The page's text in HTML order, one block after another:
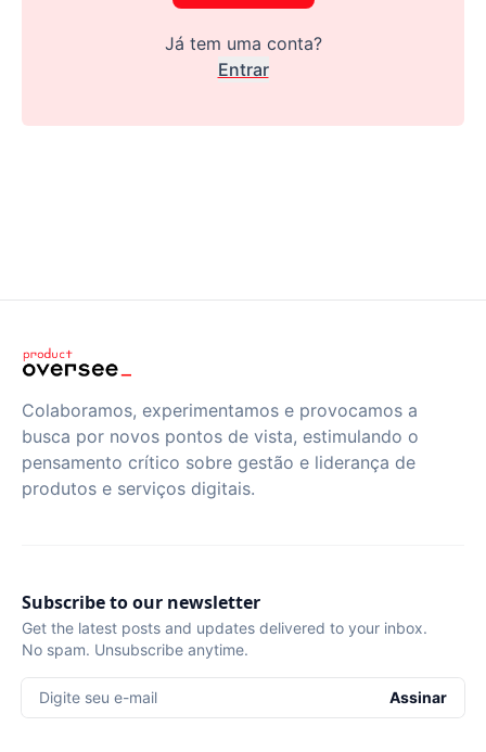
Já tem uma conta?
Entrar
Colaboramos, experimentamos e provocamos a
busca por novos pontos de vista, estimulando o
pensamento crítico sobre gestão e liderança de
produtos e serviços digitais.
Subscribe to our newsletter
Get the latest posts and updates delivered to your inbox.
No spam. Unsubscribe anytime.
Digite seu e-mail Assinar